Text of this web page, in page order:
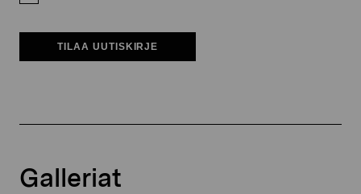
TILAA UUTISKIRJE
Galleriat